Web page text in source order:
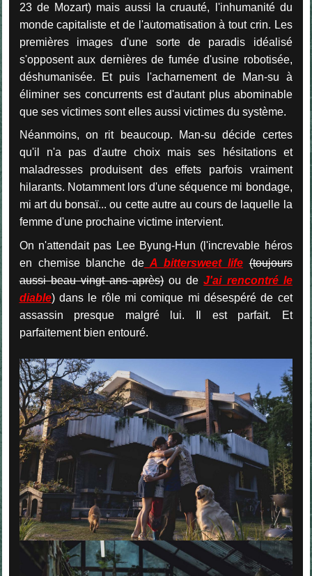
23 de Mozart) mais aussi la cruauté, l'inhumanité du
monde capitaliste et de l'automatisation à tout crin. Les
premières images d'une sorte de paradis idéalisé
s'opposent aux dernières de fumée d'usine robotisée,
déshumanisée. Et puis l'acharnement de Man-su à
éliminer ses concurrents est d'autant plus abominable
que ses victimes sont elles aussi victimes du système.
Néanmoins, on rit beaucoup. Man-su décide certes
qu'il n'a pas d'autre choix mais ses hésitations et
maladresses produisent des effets parfois vraiment
hilarants. Notamment lors d'une séquence mi bondage,
mi art du bonsaï... ou cette autre au cours de laquelle la
femme d'une prochaine victime intervient.
On n'attendait pas Lee Byung-Hun (l'increvable héros
en chemise blanche de A bittersweet life (toujours
aussi beau vingt ans après)ou deJ'ai rencontré le
diable) dans le rôle mi comique mi désespéré de cet
assassin presque malgré lui. Il est parfait. Et
parfaitement bien entouré.